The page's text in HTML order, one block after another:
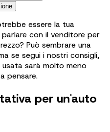
essere la tua
con il venditore per
Può sembrare una
se segui i nostri consigli,
sarà molto meno
pensare.
per un'auto